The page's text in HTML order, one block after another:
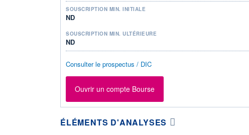
SOUSCRIPTION MIN. INITIALE
ND
SOUSCRIPTION MIN. ULTÉRIEURE
ND
Consulter le prospectus / DIC
Ouvrir un compte Bourse
ÉLÉMENTS D'ANALYSES